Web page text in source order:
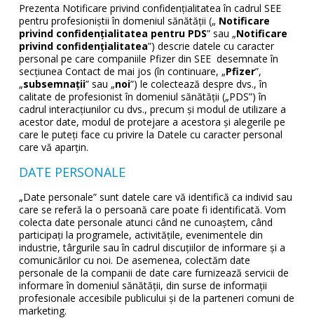
Prezenta Notificare privind confidențialitatea în cadrul SEE
pentru profesioniștii în domeniul sănătății („ Notificare
privind confidențialitatea pentru PDS” sau „Notificare
privind confidențialitatea”) descrie datele cu caracter
personal pe care companiile Pfizer din SEE desemnate în
secțiunea Contact de mai jos (în continuare, „Pfizer”,
„subsemnații” sau „noi”) le colectează despre dvs., în
calitate de profesionist în domeniul sănătății („PDS”) în
cadrul interacțiunilor cu dvs., precum și modul de utilizare a
acestor date, modul de protejare a acestora și alegerile pe
care le puteți face cu privire la Datele cu caracter personal
care vă aparțin.
DATE PERSONALE
„Date personale” sunt datele care vă identifică ca individ sau
care se referă la o persoană care poate fi identificată. Vom
colecta date personale atunci când ne cunoaștem, când
participați la programele, activitățile, evenimentele din
industrie, târgurile sau în cadrul discuțiilor de informare și a
comunicărilor cu noi. De asemenea, colectăm date
personale de la companii de date care furnizează servicii de
informare în domeniul sănătății, din surse de informații
profesionale accesibile publicului și de la parteneri comuni de
marketing.